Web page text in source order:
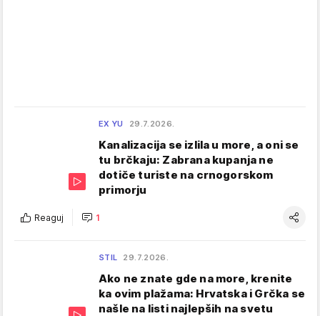
EX YU 29.7.2026.
Kanalizacija se izlila u more, a oni se
tu brčkaju: Zabrana kupanja ne
dotiče turiste na crnogorskom
primorju
Reaguj 1
STIL 29.7.2026.
Ako ne znate gde na more, krenite
ka ovim plažama: Hrvatska i Grčka se
našle na listi najlepših na svetu